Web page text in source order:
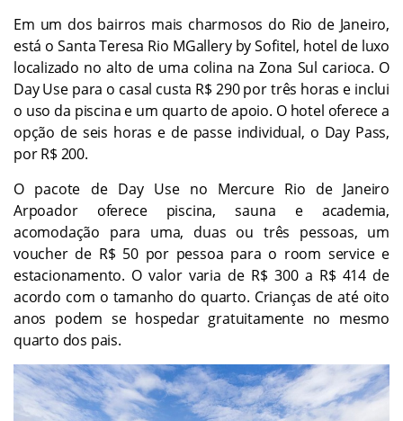
Em um dos bairros mais charmosos do Rio de Janeiro,
está o Santa Teresa Rio MGallery by Sofitel, hotel de luxo
localizado no alto de uma colina na Zona Sul carioca. O
Day Use para o casal custa R$ 290 por três horas e inclui
o uso da piscina e um quarto de apoio. O hotel oferece a
opção de seis horas e de passe individual, o Day Pass,
por R$ 200.
O pacote de Day Use no Mercure Rio de Janeiro
Arpoador oferece piscina, sauna e academia,
acomodação para uma, duas ou três pessoas, um
voucher de R$ 50 por pessoa para o room service e
estacionamento. O valor varia de R$ 300 a R$ 414 de
acordo com o tamanho do quarto. Crianças de até oito
anos podem se hospedar gratuitamente no mesmo
quarto dos pais.